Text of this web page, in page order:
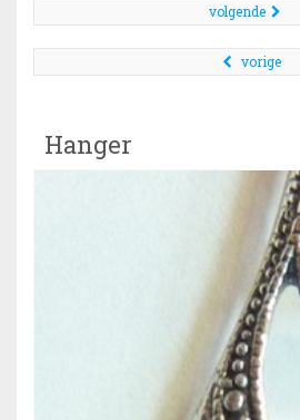
volgende
vorige
Hanger